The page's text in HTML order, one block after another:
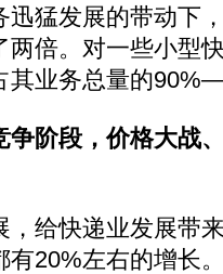
猛发展的带动下
倍。对一些小型
其业务总量的
争阶段，价格大战
给快递业发展带
20%左右的增长